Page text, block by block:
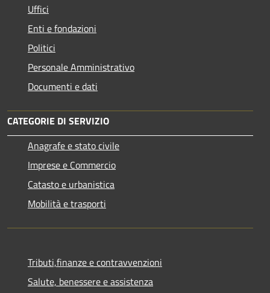
Uffici
Enti e fondazioni
Politici
Personale Amministrativo
Documenti e dati
CATEGORIE DI SERVIZIO
Anagrafe e stato civile
Imprese e Commercio
Catasto e urbanistica
Mobilità e trasporti
Tributi,finanze e contravvenzioni
Salute, benessere e assistenza